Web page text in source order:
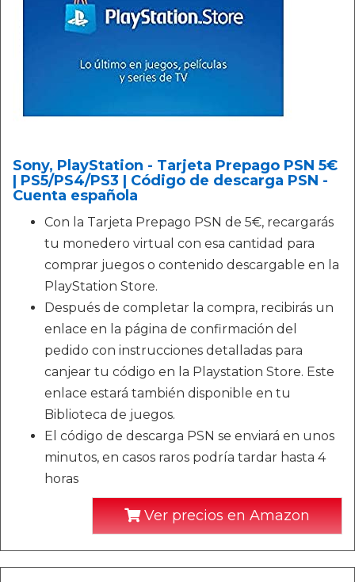
Sony, PlayStation - Tarjeta Prepago PSN 5€
| PS5/PS4/PS3 | Código de descarga PSN -
Cuenta española
Con la Tarjeta Prepago PSN de 5€, recargarás
tu monedero virtual con esa cantidad para
comprar juegos o contenido descargable en la
PlayStation Store.
Después de completar la compra, recibirás un
enlace en la página de confirmación del
pedido con instrucciones detalladas para
canjear tu código en la Playstation Store. Este
enlace estará también disponible en tu
Biblioteca de juegos.
El código de descarga PSN se enviará en unos
minutos, en casos raros podría tardar hasta 4
horas
Ver precios en Amazon